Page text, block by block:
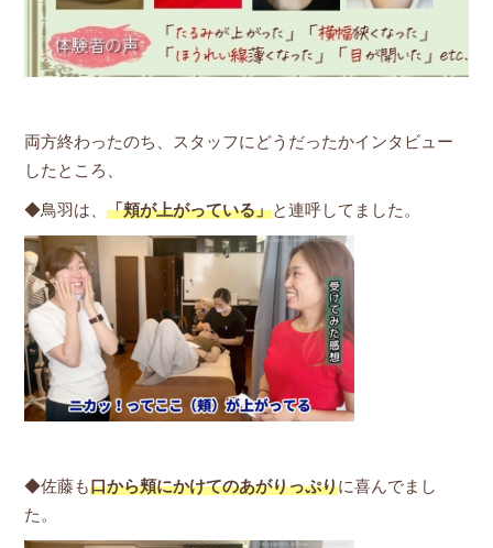
両方終わったのち、スタッフにどうだったかインタビュー
したところ、
◆鳥羽は、 「頬が上がっている」と連呼してました。
◆佐藤も口から頬にかけてのあがりっぷりに喜んでまし
た。